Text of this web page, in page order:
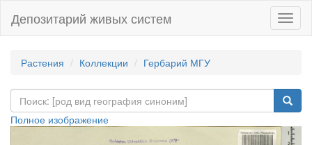
Депозитарий живых систем
Растения Коллекции Гербарий МГУ
Полное изображение